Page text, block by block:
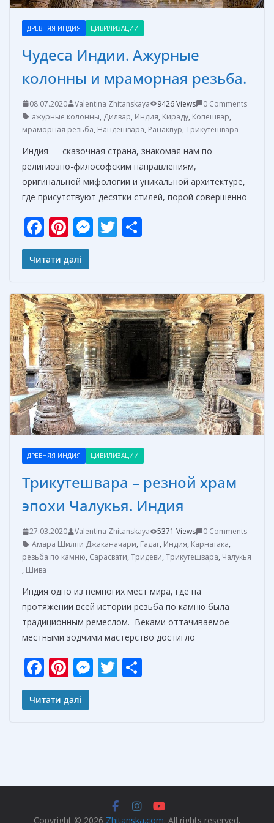
ДРЕВНЯЯ ИНДИЯ ЦИВИЛИЗАЦИИ
Чудеса Индии. Ажурные
колонны и мраморная резьба.
08.07.2020 Valentina Zhitanskaya 9426 Views
0 Comments
ажурные колонны, Дилвар, Индия, Кираду, Копешвар,
мраморная резьба, Нандешвара, Ранакпур, Трикутешвара
Индия — сказочная страна, знакомая нам по
религиозно-философским направлениям,
оригинальной мифологии и уникальной архитектуре,
где присутствуют десятки стилей, порой совершенно
F
ac
e
o
o
k
Pi
nt
er
st
M
n
g
er
T
а
в
и
т
ь
Читати далі
ДРЕВНЯЯ ИНДИЯ ЦИВИЛИЗАЦИИ
Трикутешвара – резной храм
эпохи Чалукья. Индия
27.03.2020 Valentina Zhitanskaya 5371 Views
0 Comments
Амара Шилпи Джаканачари, Гадаг, Индия, Карнатака,
резьба по камню, Сарасвати, Тридеви, Трикутешвара, Чалукья
, Шива
Индия одно из немногих мест мира, где на
протяжении всей истории резьба по камню была
традиционным ремеслом. Веками оттачиваемое
местными зодчими мастерство достигло
F
ac
e
k
Pi
nt
er
M
er
T
и
Читати далі
Copyright © 2026 Zhitanska.com. All rights reserved.